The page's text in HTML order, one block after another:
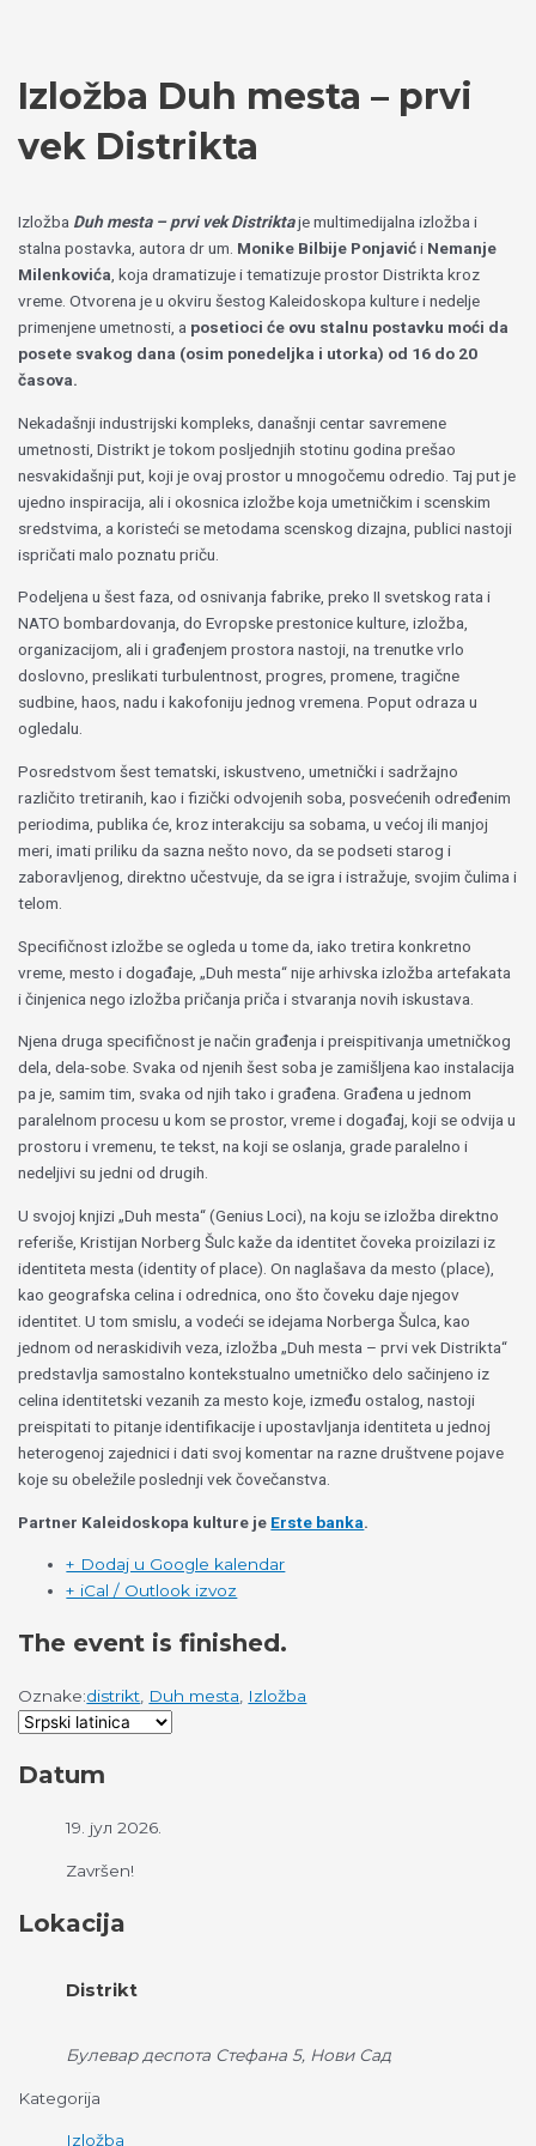
Izložba Duh mesta – prvi
vek Distrikta
Izložba Duh mesta – prvi vek Distriktaje multimedijalna izložba i
stalna postavka, autora dr um. Monike Bilbije Ponjavići Nemanje
Milenkovića , koja dramatizuje i tematizuje prostor Distrikta kroz
vreme. Otvorena je u okviru šestog Kaleidoskopa kulture i nedelje
primenjene umetnosti, a posetioci će ovu stalnu postavku moći da
posete svakog dana (osim ponedeljka i utorka) od 16 do 20
časova.
Nekadašnji industrijski kompleks, današnji centar savremene
umetnosti, Distrikt je tokom posljednjih stotinu godina prešao
nesvakidašnji put, koji je ovaj prostor u mnogočemu odredio. Taj put je
ujedno inspiracija, ali i okosnica izložbe koja umetničkim i scenskim
sredstvima, a koristeći se metodama scenskog dizajna, publici nastoji
ispričati malo poznatu priču.
Podeljena u šest faza, od osnivanja fabrike, preko II svetskog rata i
NATO bombardovanja, do Evropske prestonice kulture, izložba,
organizacijom, ali i građenjem prostora nastoji, na trenutke vrlo
doslovno, preslikati turbulentnost, progres, promene, tragične
sudbine, haos, nadu i kakofoniju jednog vremena. Poput odraza u
ogledalu.
Posredstvom šest tematski, iskustveno, umetnički i sadržajno
različito tretiranih, kao i fizički odvojenih soba, posvećenih određenim
periodima, publika će, kroz interakciju sa sobama, u većoj ili manjoj
meri, imati priliku da sazna nešto novo, da se podseti starog i
zaboravljenog, direktno učestvuje, da se igra i istražuje, svojim čulima i
telom.
Specifičnost izložbe se ogleda u tome da, iako tretira konkretno
vreme, mesto i događaje, „Duh mesta“ nije arhivska izložba artefakata
i činjenica nego izložba pričanja priča i stvaranja novih iskustava.
Njena druga specifičnost je način građenja i preispitivanja umetničkog
dela, dela-sobe. Svaka od njenih šest soba je zamišljena kao instalacija
pa je, samim tim, svaka od njih tako i građena. Građena u jednom
paralelnom procesu u kom se prostor, vreme i događaj, koji se odvija u
prostoru i vremenu, te tekst, na koji se oslanja, grade paralelno i
nedeljivi su jedni od drugih.
U svojoj knjizi „Duh mesta“ (Genius Loci), na koju se izložba direktno
referiše, Kristijan Norberg Šulc kaže da identitet čoveka proizilazi iz
identiteta mesta (identity of place). On naglašava da mesto (place),
kao geografska celina i odrednica, ono što čoveku daje njegov
identitet. U tom smislu, a vodeći se idejama Norberga Šulca, kao
jednom od neraskidivih veza, izložba „Duh mesta – prvi vek Distrikta“
predstavlja samostalno kontekstualno umetničko delo sačinjeno iz
celina identitetski vezanih za mesto koje, između ostalog, nastoji
preispitati to pitanje identifikacije i upostavljanja identiteta u jednoj
heterogenoj zajednici i dati svoj komentar na razne društvene pojave
koje su obeležile poslednji vek čovečanstva.
Partner Kaleidoskopa kulture je Erste banka.
+ Dodaj u Google kalendar
+ iCal / Outlook izvoz
The event is finished.
Oznake:distrikt, Duh mesta, Izložba
Datum
19. јул 2026.
Završen!
Lokacija
Distrikt
Булевар деспота Стефана 5, Нови Сад
Kategorija
Izložba